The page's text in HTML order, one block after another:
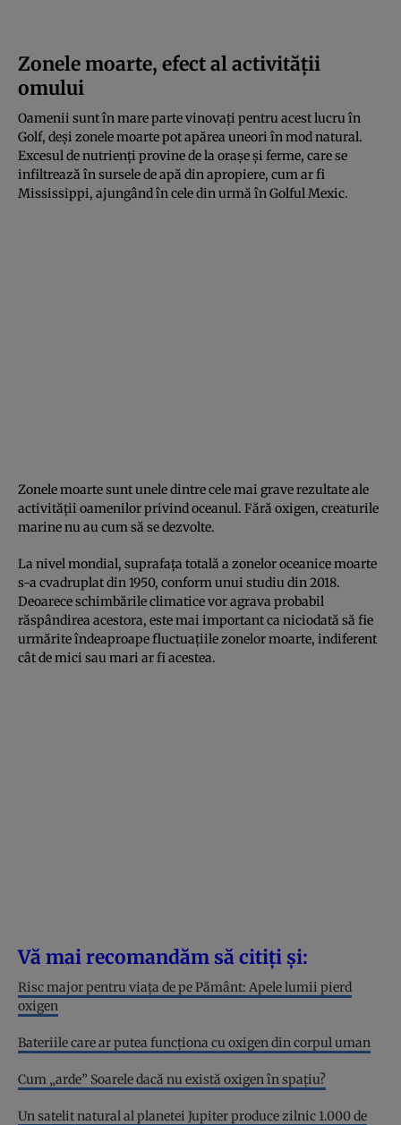
Zonele moarte, efect al activității
omului
Oamenii sunt în mare parte vinovați pentru acest lucru în
Golf, deși zonele moarte pot apărea uneori în mod natural.
Excesul de nutrienți provine de la orașe și ferme, care se
infiltrează în sursele de apă din apropiere, cum ar fi
Mississippi, ajungând în cele din urmă în Golful Mexic.
Zonele moarte sunt unele dintre cele mai grave rezultate ale
activității oamenilor privind oceanul. Fără oxigen, creaturile
marine nu au cum să se dezvolte.
La nivel mondial, suprafața totală a zonelor oceanice moarte
s-a cvadruplat din 1950, conform unui studiu din 2018.
Deoarece schimbările climatice vor agrava probabil
răspândirea acestora, este mai important ca niciodată să fie
urmărite îndeaproape fluctuațiile zonelor moarte, indiferent
cât de mici sau mari ar fi acestea.
Vă mai recomandăm să citiți și:
Risc major pentru viața de pe Pământ: Apele lumii pierd
oxigen
Bateriile care ar putea funcționa cu oxigen din corpul uman
Cum „arde” Soarele dacă nu există oxigen în spațiu?
Un satelit natural al planetei Jupiter produce zilnic 1.000 de